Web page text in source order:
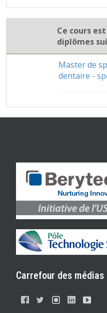
Ce cours
diplômes
Master de
dentaire -
Carrefour des médias